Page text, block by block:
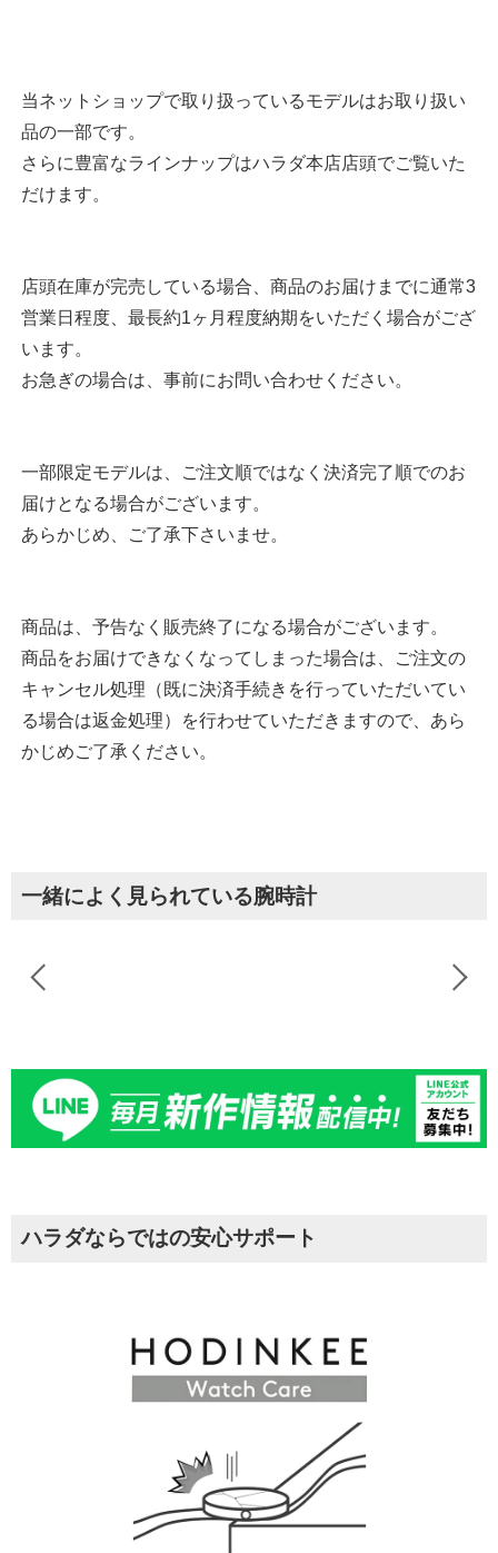
当ネットショップで取り扱っているモデルはお取り扱い
品の一部です。
さらに豊富なラインナップはハラダ本店店頭でご覧いた
だけます。
店頭在庫が完売している場合、商品のお届けまでに通常3
営業日程度、最長約1ヶ月程度納期をいただく場合がござ
います。
お急ぎの場合は、事前にお問い合わせください。
一部限定モデルは、ご注文順ではなく決済完了順でのお
届けとなる場合がございます。
あらかじめ、ご了承下さいませ。
商品は、予告なく販売終了になる場合がございます。
商品をお届けできなくなってしまった場合は、ご注文の
キャンセル処理（既に決済手続きを行っていただいてい
る場合は返金処理）を行わせていただきますので、あら
かじめご了承ください。
一緒によく見られている腕時計
ハラダならではの安心サポート